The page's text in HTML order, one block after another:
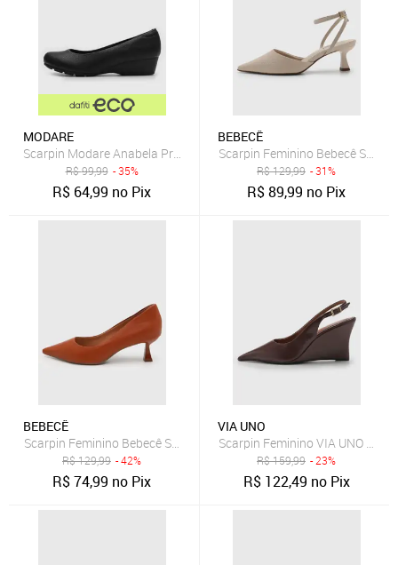
MODARE
Scarpin Modare Anabela Preto
R$99,99 - 35%
R$ 64,99 no Pix
BEBECÊ
Scarpin Feminino Bebecê Salto
R$129,99 - 31%
R$89,99 no Pix
BEBECÊ
Scarpin Feminino Bebecê Salto Quadrado Bico Fino Caramelo
R$129,99 - 42%
R$74,99 no Pix
VIA UNO
Scarpin Feminino VIA UNO
R$159,99 - 23%
R$ 122,49 no Pix